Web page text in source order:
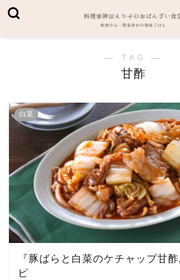
― TAG ―
甘酢
白菜
『豚ばらと白菜のケチャップ甘
ピ